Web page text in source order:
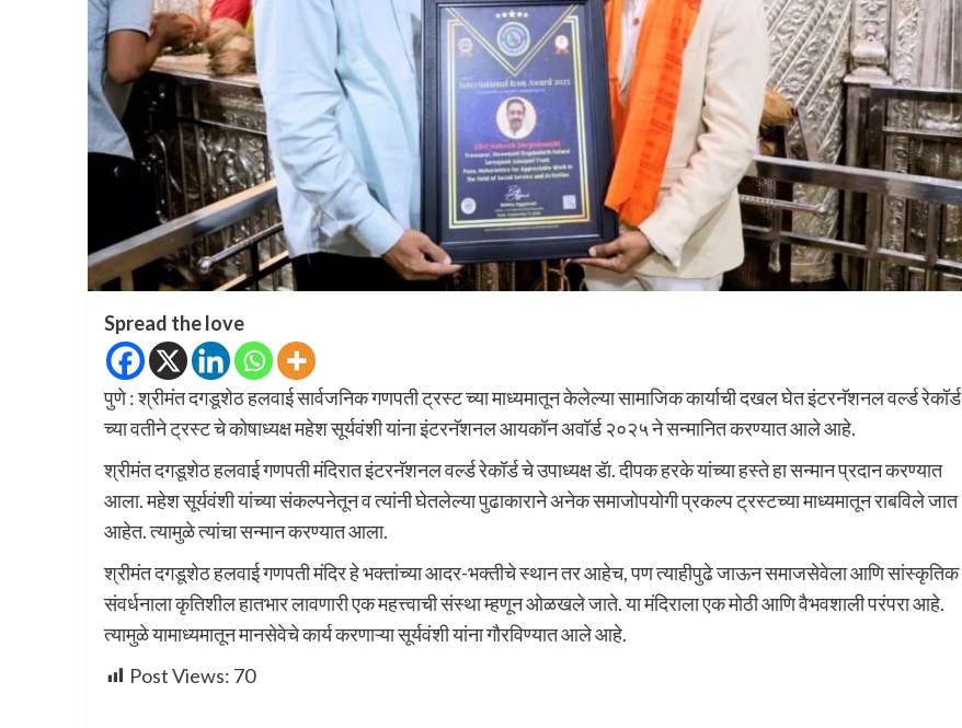
Spread the love
पुणे : श्रीमंत दगडूशेठ हलवाई सार्वजनिक गणपती ट्रस्ट च्या माध्यमातून केलेल्या सामाजिक कार्याची दखल घेत इंटरनॅशनल वर्ल्ड रेकॉर्ड
च्या वतीने ट्रस्ट चे कोषाध्यक्ष महेश सूर्यवंशी यांना इंटरनॅशनल आयकॉन अवॉर्ड २०२५ ने सन्मानित करण्यात आले आहे.
श्रीमंत दगडूशेठ हलवाई गणपती मंदिरात इंटरनॅशनल वर्ल्ड रेकॉर्ड चे उपाध्यक्ष डॅा. दीपक हरके यांच्या हस्ते हा सन्मान प्रदान करण्यात
आला. महेश सूर्यवंशी यांच्या संकल्पनेतून व त्यांनी घेतलेल्या पुढाकाराने अनेक समाजोपयोगी प्रकल्प ट्रस्टच्या माध्यमातून राबविले जात
आहेत. त्यामुळे त्यांचा सन्मान करण्यात आला.
श्रीमंत दगडूशेठ हलवाई गणपती मंदिर हे भक्तांच्या आदर-भक्तीचे स्थान तर आहेच, पण त्याहीपुढे जाऊन समाजसेवेला आणि सांस्कृतिक
संवर्धनाला कृतिशील हातभार लावणारी एक महत्त्वाची संस्था म्हणून ओळखले जाते. या मंदिराला एक मोठी आणि वैभवशाली परंपरा आहे.
त्यामुळे यामाध्यमातून मानसेवेचे कार्य करणाऱ्या सूर्यवंशी यांना गौरविण्यात आले आहे.
Post Views: 70